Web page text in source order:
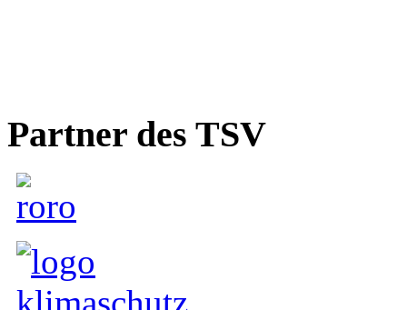
Partner des TSV